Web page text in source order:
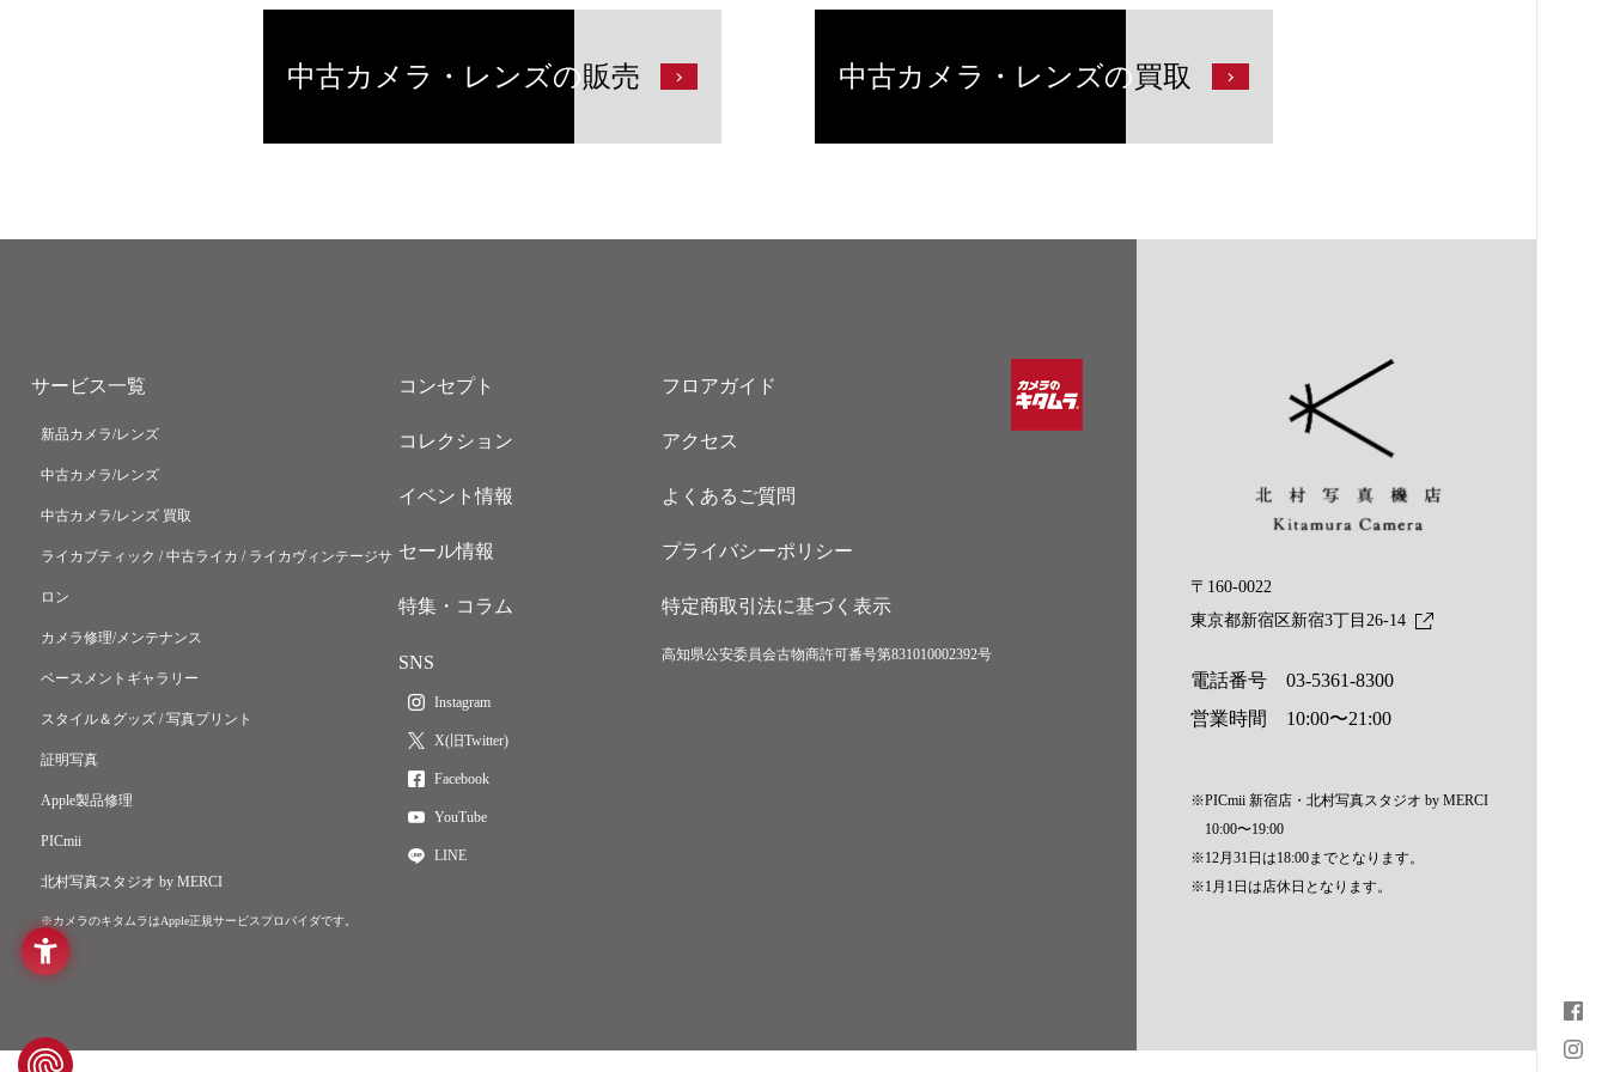
中古カメラ・レンズの販売 中古カメラ・レンズの買取
サービス一覧
新品カメラ/レンズ
中古カメラ/レンズ
中古カメラ/レンズ 買取
ライカブティック / 中古ライカ / ライカヴィンテージサ
ロン
カメラ修理/メンテナンス
ベースメントギャラリー
スタイル＆グッズ / 写真プリント
証明写真
Apple製品修理
PICmii
北村写真スタジオ by MERCI
※カメラのキタムラはApple正規サービスプロバイダです。
コンセプト
コレクション
イベント情報
セール情報
特集・コラム
SNS
Instagram
X(旧Twitter)
Facebook
YouTube
LINE
フロアガイド
アクセス
よくあるご質問
プライバシーポリシー
特定商取引法に基づく表示
高知県公安委員会古物商許可番号第831010002392号
〒160-0022
東京都新宿区新宿3丁目26-14
電話番号03-5361-8300
営業時間 10:00〜21:00
※PICmii 新宿店・北村写真スタジオ by MERCI
10:00〜19:00
※12月31日は18:00までとなります。
※1月1日は店休日となります。